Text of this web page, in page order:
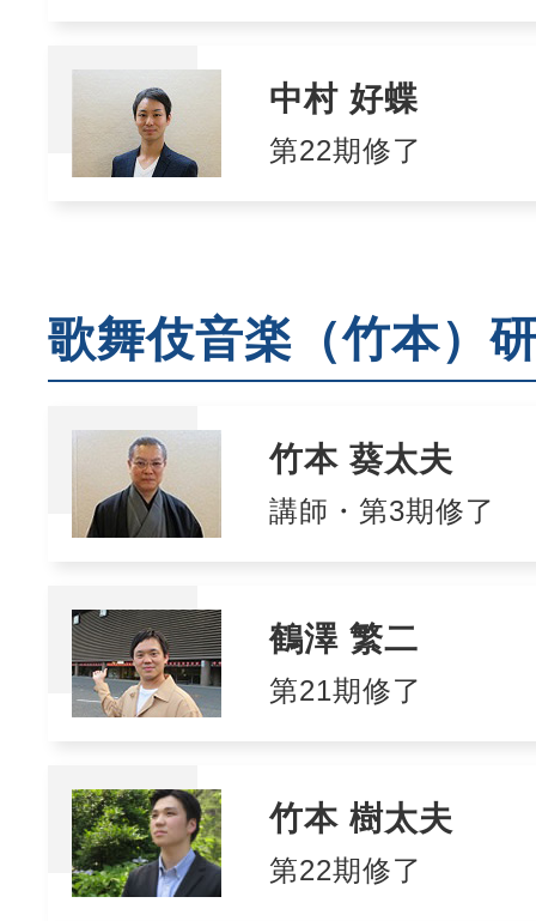
中村 好蝶
第22期修了
歌舞伎音楽（竹本）
竹本 葵太夫
講師・第3期修了
鶴澤 繁二
第21期修了
竹本 樹太夫
第22期修了